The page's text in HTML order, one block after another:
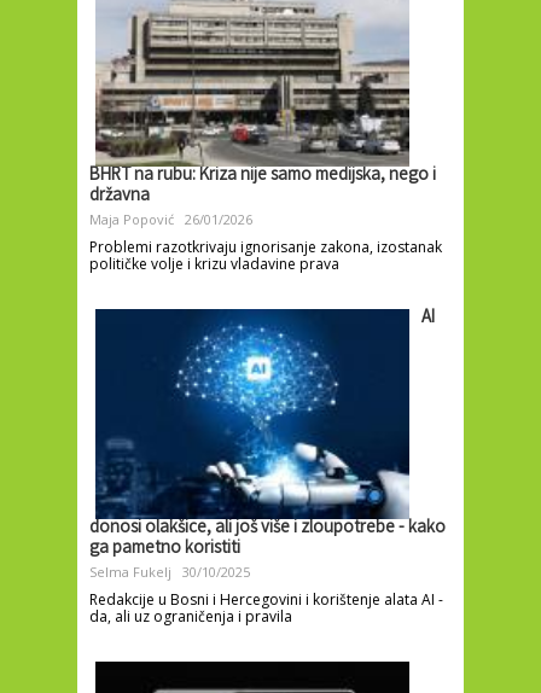
BHRT na rubu: Kriza nije samo medijska, nego i
državna
Maja Popović 26/01/2026
Problemi razotkrivaju ignorisanje zakona, izostanak
političke volje i krizu vladavine prava
AI
donosi olakšice, ali još više i zloupotrebe - kako
ga pametno koristiti
Selma Fukelj 30/10/2025
Redakcije u Bosni i Hercegovini i korištenje alata AI -
da, ali uz ograničenja i pravila